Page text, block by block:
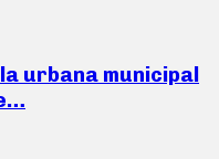
urbana municipal